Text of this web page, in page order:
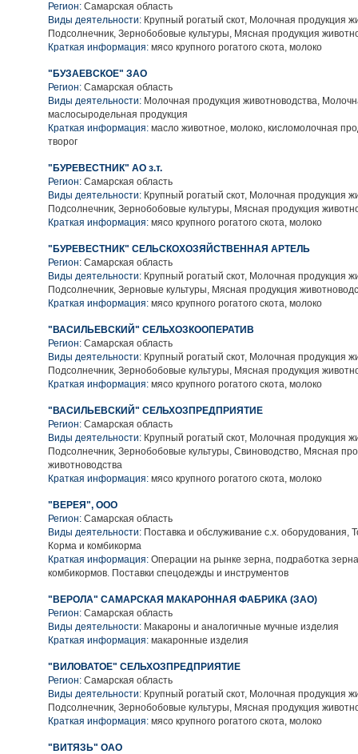
Регион: Самарская область
Виды деятельности: Крупный рогатый скот, Молочная продукция
Подсолнечник, Зернобобовые культуры, Мясная продукция
Краткая информация: мясо крупного рогатого скота, молоко
"БУЗАЕВСКОЕ" ЗАО
Регион: Самарская область
Виды деятельности: Молочная продукция животноводства,
маслосыродельная продукция
Краткая информация: масло животное, молоко, кисломолочная
творог
"БУРЕВЕСТНИК" АО з.т.
Регион: Самарская область
Виды деятельности: Крупный рогатый скот, Молочная продукция
Подсолнечник, Зернобобовые культуры, Мясная продукция
Краткая информация: мясо крупного рогатого скота, молоко
"БУРЕВЕСТНИК" СЕЛЬСКОХОЗЯЙСТВЕННАЯ АРТЕЛЬ
Регион: Самарская область
Виды деятельности: Крупный рогатый скот, Молочная продукция
Подсолнечник, Зерновые культуры, Мясная продукция
Краткая информация: мясо крупного рогатого скота, молоко
"ВАСИЛЬЕВСКИЙ" СЕЛЬХОЗКООПЕРАТИВ
Регион: Самарская область
Виды деятельности: Крупный рогатый скот, Молочная продукция
Подсолнечник, Зернобобовые культуры, Мясная продукция
Краткая информация: мясо крупного рогатого скота, молоко
"ВАСИЛЬЕВСКИЙ" СЕЛЬХОЗПРЕДПРИЯТИЕ
Регион: Самарская область
Виды деятельности: Крупный рогатый скот, Молочная продукция
Подсолнечник, Зернобобовые культуры, Свиноводство, Мясная
животноводства
Краткая информация: мясо крупного рогатого скота, молоко
"ВЕРЕЯ", ООО
Регион: Самарская область
Виды деятельности: Поставка и обслуживание с.х. оборудования,
Корма и комбикорма
Краткая информация: Операции на рынке зерна, подработка
комбикормов. Поставки спецодежды и инструментов
"ВЕРОЛА" САМАРСКАЯ МАКАРОННАЯ ФАБРИКА (ЗАО)
Регион: Самарская область
Виды деятельности: Макароны и аналогичные мучные изделия
Краткая информация: макаронные изделия
"ВИЛОВАТОЕ" СЕЛЬХОЗПРЕДПРИЯТИЕ
Регион: Самарская область
Виды деятельности: Крупный рогатый скот, Молочная продукция
Подсолнечник, Зернобобовые культуры, Мясная продукция
Краткая информация: мясо крупного рогатого скота, молоко
"ВИТЯЗЬ" ОАО